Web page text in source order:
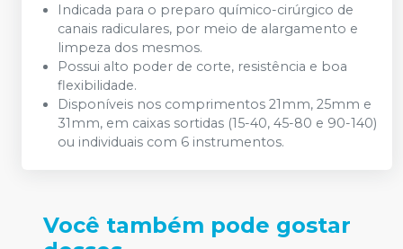
Indicada para o preparo químico-cirúrgico de
canais radiculares, por meio de alargamento e
limpeza dos mesmos.
Possui alto poder de corte, resistência e boa
flexibilidade.
Disponíveis nos comprimentos 21mm, 25mm e
31mm, em caixas sortidas (15-40, 45-80 e 90-140)
ou individuais com 6 instrumentos.
Você também pode gostar